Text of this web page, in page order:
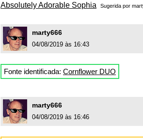
Absolutely Adorable Sophia Sugerida por
marty666
04/08/2019 às 16:43
Fonte identificada: Cornflower DUO
marty666
04/08/2019 às 16:46